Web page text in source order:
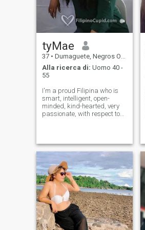
di giudicare.
tyMae
37 • Dumaguete, Negros Oriental, Filippine
Alla ricerca di: Uomo 40 -
55
I'm a proud Filipina who is
smart, intelligent, open-
minded, kind-hearted, very
passionate, with respect to
I'm good at conversation and
I'd love to write respo